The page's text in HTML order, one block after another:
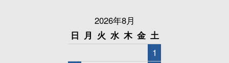
2026年8月
日 月 火 水 木 金 土
1